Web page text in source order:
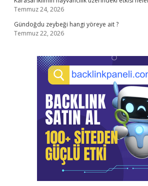
Temmuz 24, 2026
Gündoğdu zeybeği hangi yöreye ait ?
Temmuz 22, 2026